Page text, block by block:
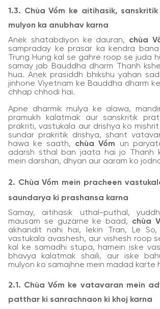
1.3. Chùa Vồm ke aitihasik,
mulyon ka anubhav karna
Anek shatabdiyon ke dauran, chùa
sampraday ke prasar ka kendra
Trung Hung kal se gahre roop se juda
samay jab Bauddha dharm Thanh
hua. Anek prasiddh bhikshu yahan
jinhone Viyetnam ke Bauddha dharm
chhap chhodi hai.
Apne dharmik mulya ke alawa,
pramukh kalatmak aur sanskritik
prakriti, vastukala aur drishya ko
sundar prakritik drishya, shant
hawa ke saath, chùa Vồm un
adarsh sthal ban jaata hai jo Thanh
mein darshan, dhyan aur aaram ko
2. Chùa Vồm mein pracheen
saundarya ki prashansa karna
Samay, aitihasik uthal-puthal,
mausam se guzarne ke baad, chùa
akhandit nahi hai, lekin Tran, Le
vastukala avashesh, aur vishesh roop
kal ke samadhi stupa, hamein iske
bhavya kalatmak shaili, aur iske
mulyon ko samajhne mein madad karte
2.1. Chùa Vồm ke vatavaran mein
patthar ki sanrachnaon ki khoj karna